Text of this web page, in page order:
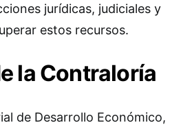
jurídicas, judiciales y
estos recursos.
la Contraloría
de Desarrollo Económico,